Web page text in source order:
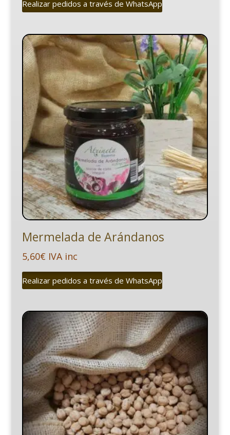
Realizar pedidos a través de WhatsApp
Mermelada de Arándanos
5,60€ IVA inc
Realizar pedidos a través de WhatsApp